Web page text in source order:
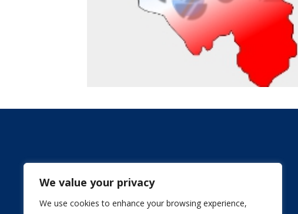
We value your privacy
We use cookies to enhance your browsing experience,